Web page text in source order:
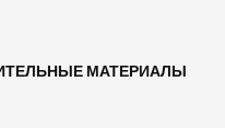
МАТЕРИАЛЫ